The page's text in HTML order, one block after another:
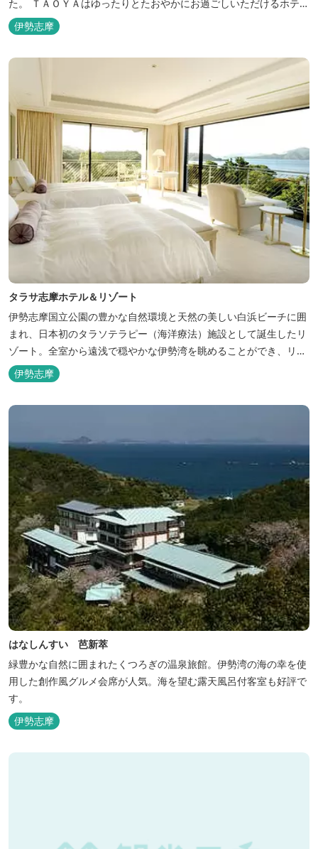
た。 ＴＡＯＹＡはゆったりとたおやかにお過ごしいただけるホテル
を目指し、カキの産地の鳥羽市浦村町にオープンしました。 目の前
は太平洋に注ぐ伊勢湾の海の風景が広がり、後背は山に囲まれ、自
然豊かな環境で、正にゆったりとたおやかに時が流れています。
伊勢志摩
タラサ志摩ホテル＆リゾート
伊勢志摩国立公園の豊かな自然環境と天然の美しい白浜ビーチに囲
まれ、日本初のタラソテラピー（海洋療法）施設として誕生したリ
ゾート。全室から遠浅で穏やかな伊勢湾を眺めることができ、リラ
ックスした滞在をお楽しみいただけます。滞在中は、目の前の海か
らきれいな海水を引き込み、24時間以内に新鮮な状態で使用するタ
ラソテラピーや、季節の海の幸を楽しめるフレンチと日本料理が堪
伊勢志摩
はなしんすい 芭新萃
緑豊かな自然に囲まれたくつろぎの温泉旅館。伊勢湾の海の幸を使
用した創作風グルメ会席が人気。海を望む露天風呂付客室も好評で
す。
伊勢志摩